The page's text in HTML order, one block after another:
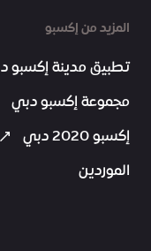
المزيد من إكسبو
تطبيق مدينة إكسبو
مجموعة إكسبو دبي
إكسبو 2020 دبي
الموردين